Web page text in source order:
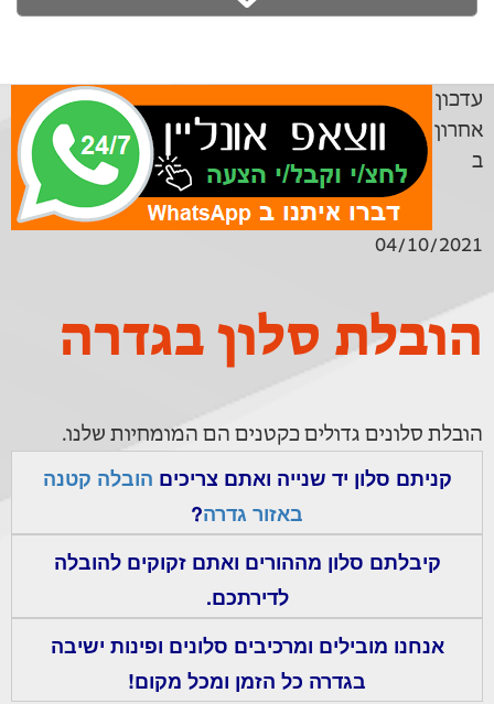
עדכון
אחרון
ב
04/10/2021
הובלת סלון בגדרה
הובלת סלונים גדולים כקטנים הם המומחיות שלנו.
קניתם סלון יד שנייה ואתם צריכים הובלה קטנה
באזור גדרה?
קיבלתם סלון מההורים ואתם זקוקים להובלה
לדירתכם.
אנחנו מובילים ומרכיבים סלונים ופינות ישיבה
בגדרה כל הזמן ומכל מקום!